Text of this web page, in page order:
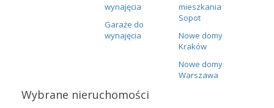
wynajęcia
Garaże do
wynajęcia
mieszkania
Sopot
Nowe domy
Kraków
Nowe domy
Warszawa
Wybrane nieruchomości